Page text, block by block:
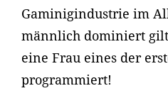
Gaminigindustrie im
männlich dominiert
eine Frau eines der
programmiert!